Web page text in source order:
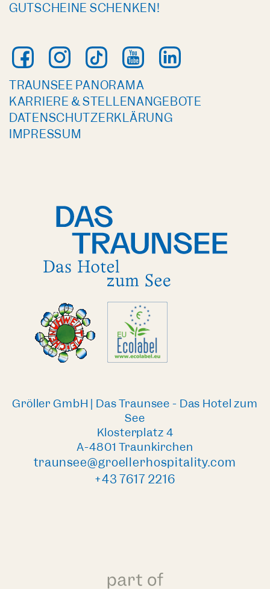
GUTSCHEINE SCHENKEN!
TRAUNSEE PANORAMA
KARRIERE & STELLENANGEBOTE
DATENSCHUTZERKLÄRUNG
IMPRESSUM
Gröller GmbH | Das Traunsee - Das Hotel zum
See
Klosterplatz 4
A-4801 Traunkirchen
traunsee@groellerhospitality.com
+43 7617 2216